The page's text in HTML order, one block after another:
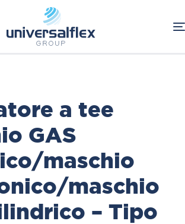
Connessioni Oleodinamiche
a tee
GAS
maschio
maschio
– Tipo